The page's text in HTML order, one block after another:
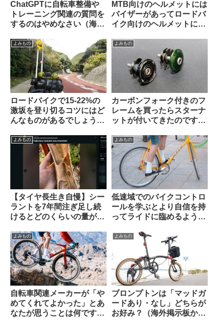
ChatGPTに自転車整備や
トレーニング関連の質問を
するのはやめなさい（海外
察）
MTB向けのヘルメットには
バイザーがあってロードバ
イク向けのヘルメットにな
示板から）
よみもの
ロードバイクで15-22%の
激坂を登り切るコツにはど
んなものがあるでしょう
よみもの
カーボンフォーク付きのフ
レームを買ったらスターナ
ットが付いてきたのですが
（海外掲示板から）
よみもの
【タイヤ長生き自慢】シー
ラントを7年間注ぎ足し続
けるとどのくらいの量が溜
ら）
よみもの
低速域でのバイクコントロ
ールを学ぶとより自信を持
ってライドに臨めるように
よみもの
自転車関連メーカーが「や
めてくれてよかった」とあ
なたが思うことは何ですか
よみもの
ブロンプトンは「マッドガ
ードあり・なし」どちらが
お好み？（海外掲示板か